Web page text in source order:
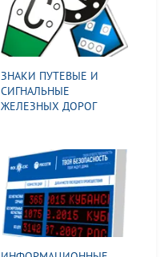
ЗНАКИ ПУТЕВЫЕ И
СИГНАЛЬНЫЕ
ЖЕЛЕЗНЫХ ДОРОГ